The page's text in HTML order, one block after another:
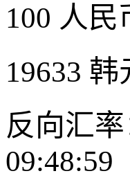
100 人
19633 韩
反向汇
09:48:59